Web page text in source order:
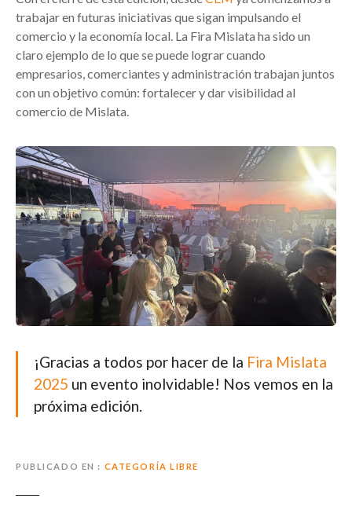
trabajar en futuras iniciativas que sigan impulsando el
comercio y la economía local. La Fira Mislata ha sido un
claro ejemplo de lo que se puede lograr cuando
empresarios, comerciantes y administración trabajan juntos
con un objetivo común: fortalecer y dar visibilidad al
comercio de Mislata.
¡Gracias a todos por hacer de la Fira Mislata
2025 un evento inolvidable! Nos vemos en la
próxima edición.
PUBLICADO EN CATEGORÍA LIBRE